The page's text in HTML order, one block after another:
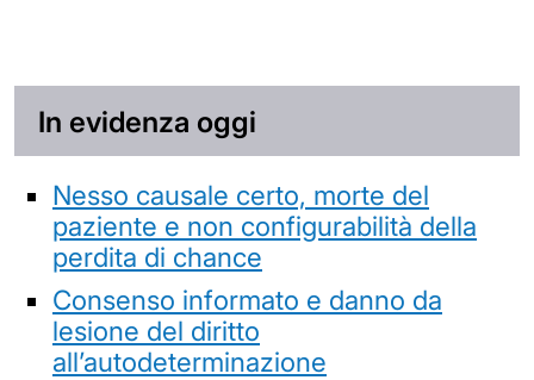
In evidenza oggi
Nesso causale certo, morte del
paziente e non configurabilità della
perdita di chance
Consenso informato e danno da
lesione del diritto
all’autodeterminazione